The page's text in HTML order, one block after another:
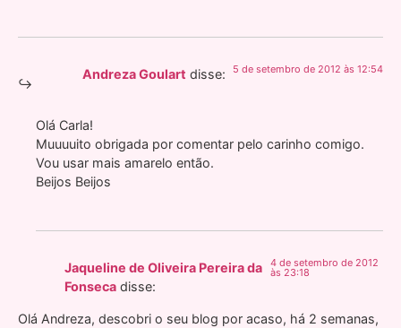
Andreza Goulart disse: 5 de setembro de 2012 às 12:54
Olá Carla!
Muuuuito obrigada por comentar pelo carinho comigo.
Vou usar mais amarelo então.
Beijos Beijos
Jaqueline de Oliveira Pereira da
Fonseca disse:
4 de setembro de 2012
às 23:18
Olá Andreza, descobri o seu blog por acaso, há 2 semanas,